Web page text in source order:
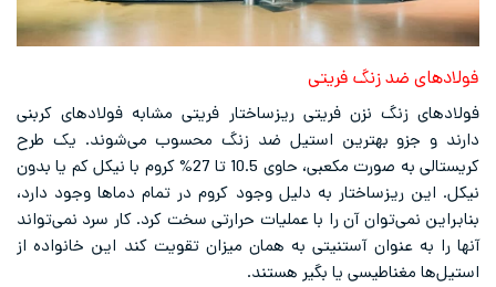
فولادهای ضد زنگ فریتی
فولادهای زنگ نزن فریتی ریزساختار فریتی مشابه فولادهای کربنی
دارند و جزو بهترین استیل ضد زنگ محسوب می‌شوند. یک طرح
کریستالی به صورت مکعبی، حاوی 10.5 تا 27% کروم با نیکل کم یا بدون
نیکل. این ریزساختار به دلیل وجود کروم در تمام دماها وجود دارد،
بنابراین نمی‌توان آن را با عملیات حرارتی سخت کرد. کار سرد نمی‌تواند
آنها را به عنوان آستنیتی به همان میزان تقویت کند این خانواده از
استیل‌ها مغناطیسی یا بگیر هستند.